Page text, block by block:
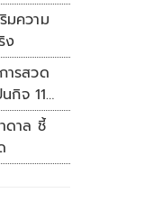
มความ
ง
ารสวด
กิจ 11
ดาล ชี้